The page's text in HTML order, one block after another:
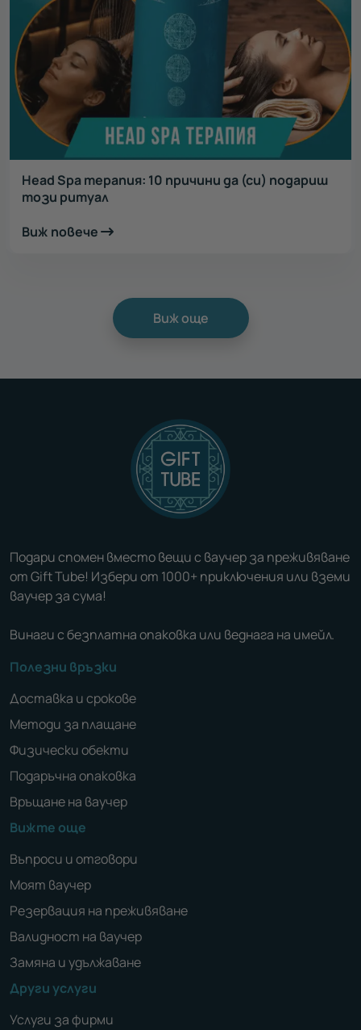
Head Spa терапия: 10 причини да (си) подариш
този ритуал
Виж повече
Виж още
Подари спомен вместо вещи с ваучер за преживяване
от Gift Tube! Избери от 1000+ приключения или вземи
ваучер за сума!
Винаги с безплатна опаковка или веднага на имейл.
Полезни връзки
Доставка и срокове
Методи за плащане
Физически обекти
Подаръчна опаковка
Връщане на ваучер
Вижте още
Въпроси и отговори
Моят ваучер
Резервация на преживяване
Валидност на ваучер
Замяна и удължаване
Други услуги
Услуги за фирми